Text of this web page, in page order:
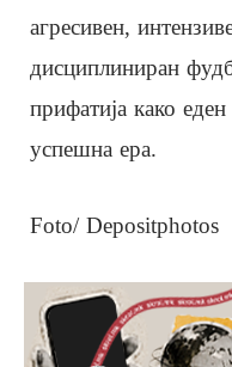
агресивен,
дисциплиниран
прифатија како
успешна ера.
Foto/ Depositphotos